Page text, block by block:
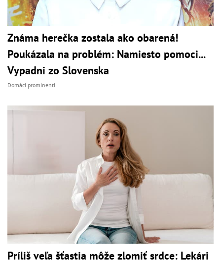
Známa herečka zostala ako obarená!
Poukázala na problém: Namiesto pomoci...
Vypadni zo Slovenska
Domáci prominenti
Príliš veľa šťastia môže zlomiť srdce: Lekári